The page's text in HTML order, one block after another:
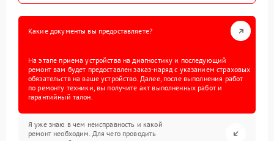
Какие документы вы предоставляете?
На этапе приема устройства на диагностику и последующий
ремонт вам будет предоставлен заказ-наряд с указанием страховых
обязательств на ваше устройство. Далее, после выполнения работ
по ремонту техники, вы получите акт выполненных работ и
гарантийный талон.
Я уже знаю в чем неисправность и какой
ремонт необходим. Для чего проводить